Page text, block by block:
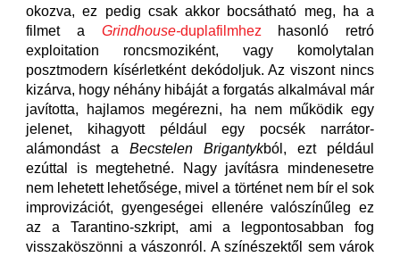
okozva, ez pedig csak akkor bocsátható meg, ha a
filmet a Grindhouse-duplafilmhez hasonló retró
exploitation roncsmoziként, vagy komolytalan
posztmodern kísérletként dekódoljuk. Az viszont nincs
kizárva, hogy néhány hibáját a forgatás alkalmával már
javította, hajlamos megérezni, ha nem működik egy
jelenet, kihagyott például egy pocsék narrátor-
alámondást a Becstelen Brigantykból, ezt például
ezúttal is megtehetné. Nagy javításra mindenesetre
nem lehetett lehetősége, mivel a történet nem bír el sok
improvizációt, gyengeségei ellenére valószínűleg ez
az a Tarantino-szkript, ami a legpontosabban fog
visszaköszönni a vászonról. A színészektől sem várok